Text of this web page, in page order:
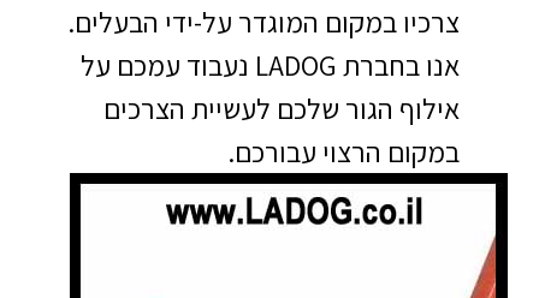
צרכיו במקום המוגדר על-ידי הבעלים.
אנו בחברת LADOG נעבוד עמכם על
אילוף הגור שלכם לעשיית הצרכים
במקום הרצוי עבורכם.